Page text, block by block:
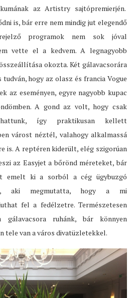
az Artistry sajtópremierjén.
is, bár erre nem mindig jut elegendő
programok nem sok jóval
vette el a kedvem. A legnagyobb
okozta. Két gálavacsorára
hogy az olasz és francia Vogue
az eseményen, egyre nagyobb kupac
A gond az volt, hogy csak
így praktikusan kellett
várost néztél, valahogy alkalmassá
is. A reptéren kiderült, elég szigorúan
az Easyjet a bőrönd méreteket, bár
emelt ki a sorból a cég ügybuzgó
aki megmutatta, hogy a mi
fel a fedélzetre. Természetesen
ruhánk, bár könnyen
tele van a város divatüzletekkel.